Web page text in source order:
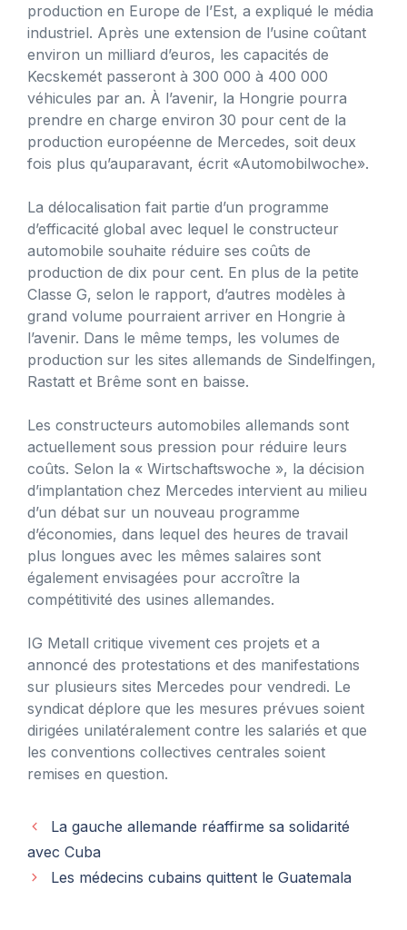
production en Europe de l’Est, a expliqué le média
industriel. Après une extension de l’usine coûtant
environ un milliard d’euros, les capacités de
Kecskemét passeront à 300 000 à 400 000
véhicules par an. À l’avenir, la Hongrie pourra
prendre en charge environ 30 pour cent de la
production européenne de Mercedes, soit deux
fois plus qu’auparavant, écrit «Automobilwoche».
La délocalisation fait partie d’un programme
d’efficacité global avec lequel le constructeur
automobile souhaite réduire ses coûts de
production de dix pour cent. En plus de la petite
Classe G, selon le rapport, d’autres modèles à
grand volume pourraient arriver en Hongrie à
l’avenir. Dans le même temps, les volumes de
production sur les sites allemands de Sindelfingen,
Rastatt et Brême sont en baisse.
Les constructeurs automobiles allemands sont
actuellement sous pression pour réduire leurs
coûts. Selon la « Wirtschaftswoche », la décision
d’implantation chez Mercedes intervient au milieu
d’un débat sur un nouveau programme
d’économies, dans lequel des heures de travail
plus longues avec les mêmes salaires sont
également envisagées pour accroître la
compétitivité des usines allemandes.
IG Metall critique vivement ces projets et a
annoncé des protestations et des manifestations
sur plusieurs sites Mercedes pour vendredi. Le
syndicat déplore que les mesures prévues soient
dirigées unilatéralement contre les salariés et que
les conventions collectives centrales soient
remises en question.
La gauche allemande réaffirme sa solidarité
avec Cuba
Les médecins cubains quittent le Guatemala